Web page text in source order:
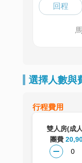
回程
選擇人數與
行程費用
雙人房(成
團費